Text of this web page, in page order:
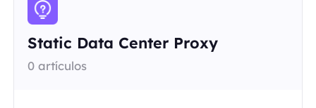
Static Data Center Proxy
0 artículos